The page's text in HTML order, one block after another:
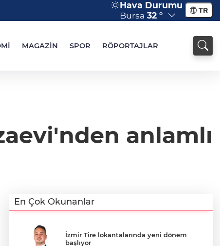
Hava Durumu
Bursa 32 ° TR
MAGAZİN SPOR RÖPORTAJLAR
anlamlı
En Çok Okunanlar
İzmir Tire lokantalarında yeni dönem
başlıyor